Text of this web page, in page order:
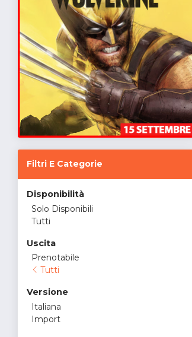
Filtri E Categorie
Disponibilità
Solo Disponibili
Tutti
Uscita
Prenotabile
Tutti
Versione
Italiana
Import